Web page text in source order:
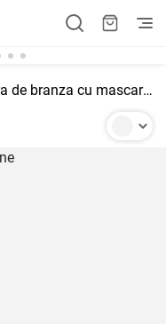
Umplutura de branza cu mascarpone